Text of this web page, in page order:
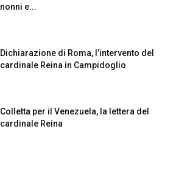
nonni e...
Dichiarazione di Roma, l’intervento del
cardinale Reina in Campidoglio
Colletta per il Venezuela, la lettera del
cardinale Reina